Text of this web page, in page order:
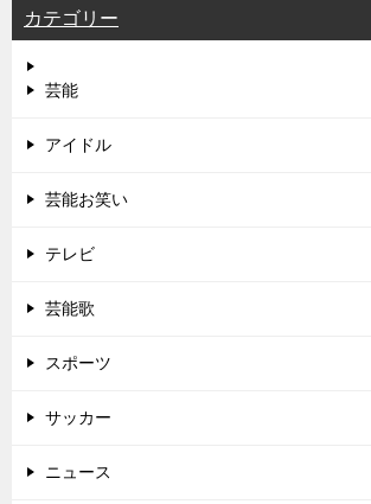
カテゴリー
芸能
アイドル
芸能お笑い
テレビ
芸能歌
スポーツ
サッカー
ニュース